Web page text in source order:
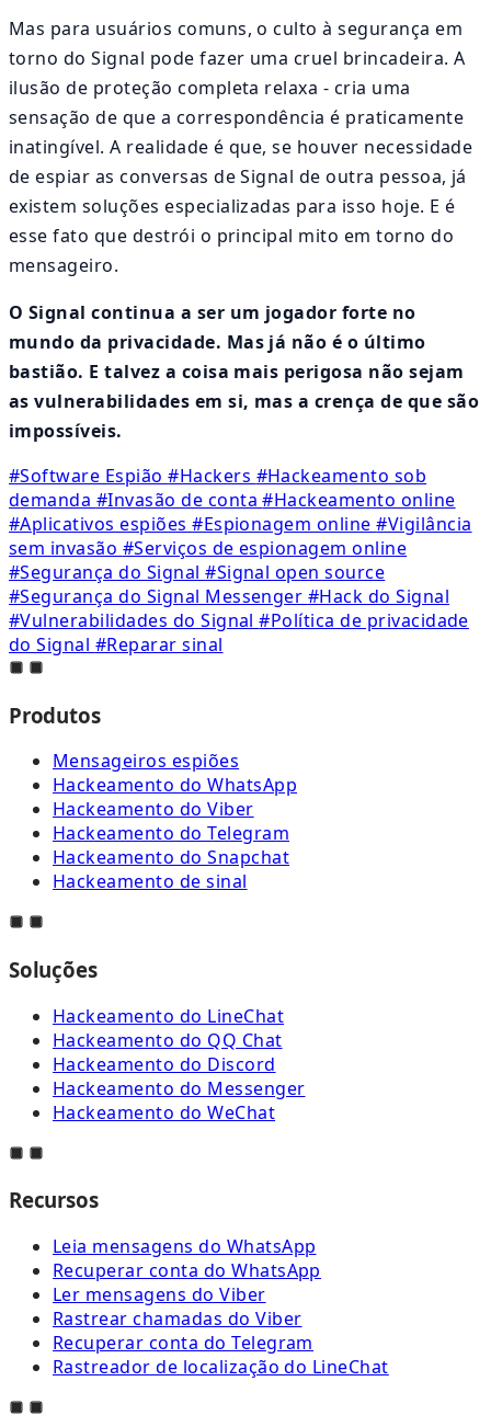
Mas para usuários comuns, o culto à segurança em
torno do Signal pode fazer uma cruel brincadeira. A
ilusão de proteção completa relaxa - cria uma
sensação de que a correspondência é praticamente
inatingível. A realidade é que, se houver necessidade
de espiar as conversas de Signal de outra pessoa, já
existem soluções especializadas para isso hoje. E é
esse fato que destrói o principal mito em torno do
mensageiro.
O Signal continua a ser um jogador forte no
mundo da privacidade. Mas já não é o último
bastião. E talvez a coisa mais perigosa não sejam
as vulnerabilidades em si, mas a crença de que são
impossíveis.
#Software Espião#Hackers #Hackeamento sob
demanda #Invasão de conta#Hackeamento online
#Aplicativos espiões#Espionagem online#Vigilância
sem invasão #Serviços de espionagem online
#Segurança do Signal#Signal open source
#Segurança do Signal Messenger #Hack do Signal
#Vulnerabilidades do Signal#Política de privacidade
do Signal #Reparar sinal
Produtos
Mensageiros espiões
Hackeamento do WhatsApp
Hackeamento do Viber
Hackeamento do Telegram
Hackeamento do Snapchat
Hackeamento de sinal
Soluções
Hackeamento do LineChat
Hackeamento do QQ Chat
Hackeamento do Discord
Hackeamento do Messenger
Hackeamento do WeChat
Recursos
Leia mensagens do WhatsApp
Recuperar conta do WhatsApp
Ler mensagens do Viber
Rastrear chamadas do Viber
Recuperar conta do Telegram
Rastreador de localização do LineChat